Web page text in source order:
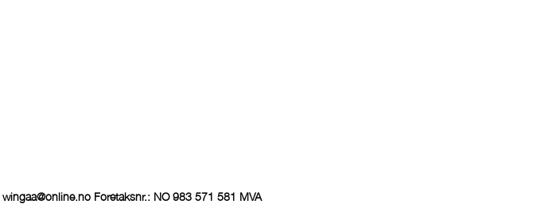
wingaa@online.no Foretaksnr.: NO 983 571 581 MVA